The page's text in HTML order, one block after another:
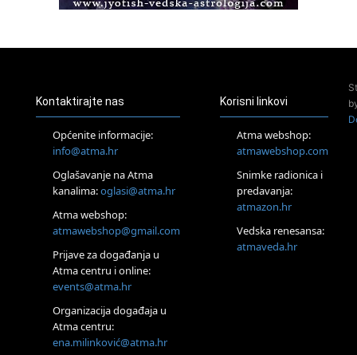
Access BARS®, otpusti stres
Pjesma srca / Zagreb
Tečaj Višeg Vodstva, razvijanja intuicije i Akaša zapisa
Online
Postanite Nositelj Vibracije Nove Zemlje
Visoko
Alemka Dauskardt – Jednodnevna radionica sistemskih
konstelacija
Zagreb
HOD PO ŽERAVICI – Seminar koji mijenja tijelo, duh i um
SoulFest – Festival glazbe, mudrosti i zajedništva
Zagreb
Kontaktirajte nas
Općenite informacije:
info@atma.hr
Oglašavanje na Atma
kanalima:oglasi@atma.hr
Atma webshop:
atmawebshop@gmail.com
Prijave za događanja u
Atma centru i online:
events@atma.hr
Organizacija događaja u
Atma centru:
ena.milinković@atma.hr
Korisni linkovi
Atma webshop:
atmawebshop.com
Snimke radionica i
predavanja:
atmazon.hr
Vedska renesansa:
atmaveda.hr